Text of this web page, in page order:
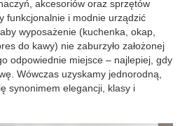
akcesoriów oraz sprzętów
funkcjonalnie i modnie urządzić
wyposażenie (kuchenka, okap,
do kawy) nie zaburzyło założonej
odpowiednie miejsce – najlepiej, gdy
Wówczas uzyskamy jednorodną,
synonimem elegancji, klasy i